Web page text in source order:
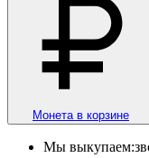
Монета в корзине
Мы выкупаем: